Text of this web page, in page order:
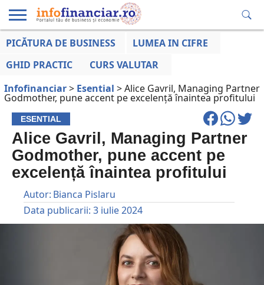
EDUCAȚIE
LA ZI
AFACERILOR
PICĂTURA DE BUSINESS
LUMEA IN CIFRE
GHID PRACTIC
CURS VALUTAR
Infofinanciar> Esential >Alice Gavril, Managing Partner
Godmother, pune accent pe excelență înaintea profitului
ESENTIAL
Alice Gavril, Managing Partner
Godmother, pune accent pe
excelență înaintea profitului
Autor: Bianca Pislaru
Data publicarii: 3 iulie 2024